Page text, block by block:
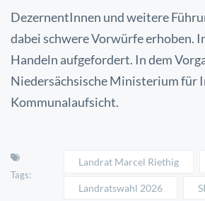
DezernentInnen und weitere
dabei schwere Vorwürfe erhoben.
Handeln aufgefordert. In dem
Niedersächsische Ministerium
Kommunalaufsicht.
Tags:
Landrat Marcel Riethig
Landratswahl 2026